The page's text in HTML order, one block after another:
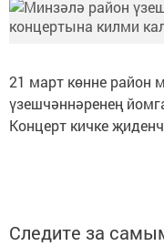
21 март көнне район
үзешчәннәренең
Концерт кичке
Следите за